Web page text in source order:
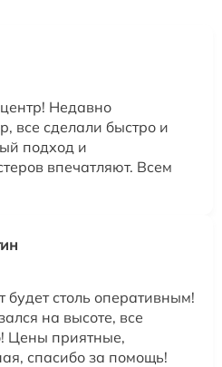
Недавно
все сделали быстро и
подход и
впечатляют. Всем
столь оперативным!
на высоте, все
Цены приятные,
спасибо за помощь!